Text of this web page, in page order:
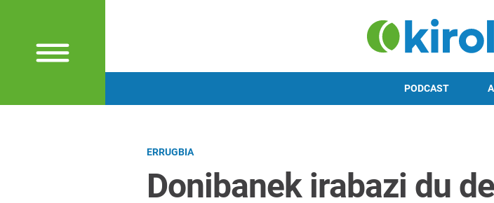
PODCAST
ERRUGBIA
Donibanek irabazi du